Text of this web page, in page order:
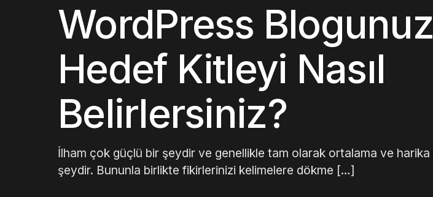
WordPress
Hedef Kitleyi Nasıl
Belirlersiniz?
İlham çok güçlü bir şeydir ve genellikle tam olarak ortalama ve
şeydir. Bununla birlikte fikirlerinizi kelimelere dökme […]